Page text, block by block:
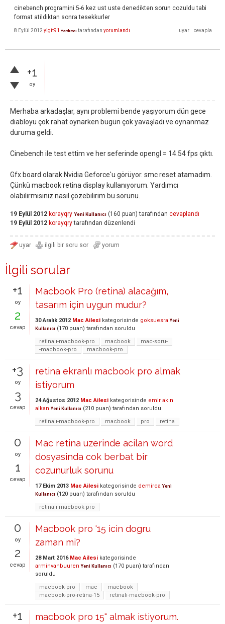
cinebench programini 5-6 kez ust uste denedikten sorun cozuldu tabi
format atildiktan sonra tesekkurler
8 Eylül 2012yigit91 Yardımcı tarafından yorumlandı
+1
oy
Merhaba arkadaşlar, aynı problemi bende yaşıyorum dün gece
diabloyu çok rahat oynarken bugün çok yavaşladı ve oynanmaz
duruma geldi.
Cinebench ile test ettim ve her seferinde opengl = 14.54 fps çıktı.
Gfx board olarak Nvidia Geforce'u görüyor. smc reset atamadım.
Çünkü macbook retina display kullanıyorum. Yardımcı
olabilirmisiniz nasıl çözebilirim bu sorunu.
19 Eylül 2012 korayqry Yeni Kullanıcı (160 puan) tarafından cevaplandı
19 Eylül 2012 korayqrytarafından düzenlendi
İlgili sorular
+1
oy
2
cevap
Macbook Pro (retina) alacağım,
tasarım için uygun mudur?
30 Aralık 2012 Mac Ailesi kategorisinde goksuesra Yeni
Kullanıcı (170 puan) tarafından soruldu
retinalı-macbook-pro
macbook
mac-soru-
-macbook-pro
macbook-pro
+3
oy
3
cevap
retina ekranlı macbook pro almak
istiyorum
24 Ağustos 2012 Mac Ailesi kategorisinde emir akın
alkan Yeni Kullanıcı (210 puan) tarafından soruldu
retinalı-macbook-pro
macbook pro retina
0
oy
1
cevap
Mac retina uzerinde acilan word
dosyasinda cok berbat bir
cozunurluk sorunu
17 Ekim 2013 Mac Ailesi kategorisinde demirca Yeni
Kullanıcı (120 puan) tarafından soruldu
retinalı-macbook-pro
0
oy
2
cevap
Macbook pro '15 icin dogru
zaman mi?
28 Mart 2016 Mac Ailesi kategorisinde
arminvanbuuren Yeni Kullanıcı (170 puan) tarafından
soruldu
macbook-pro
mac
macbook
macbook-pro-retina-15
retinalı-macbook-pro
+1 macbook pro 15" almak istiyorum.